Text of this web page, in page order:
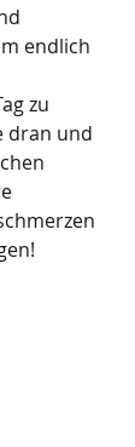
endlich
zu
dran und